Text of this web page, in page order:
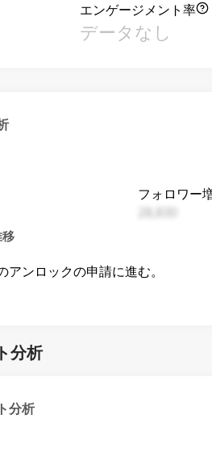
エンゲージメント率
データなし
フォロワー
アンロックの申請に進む。
分析
分析